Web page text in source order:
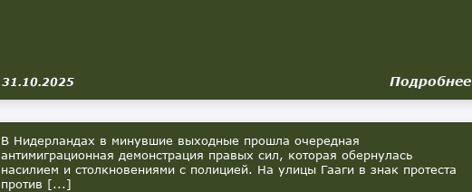
31.10.2025 Подробнее
В Нидерландах в минувшие выходные прошла очередная
антимиграционная демонстрация правых сил, которая обернулась
насилием и столкновениями с полицией. На улицы Гааги в знак протеста
против [...]